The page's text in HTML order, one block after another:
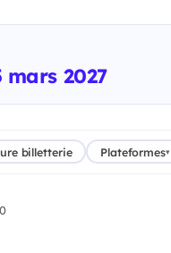
2027
billetterie Plateformes▾